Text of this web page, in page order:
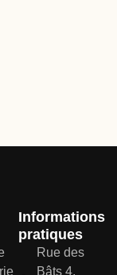
Informations
pratiques
Rue des
Bâts 4,